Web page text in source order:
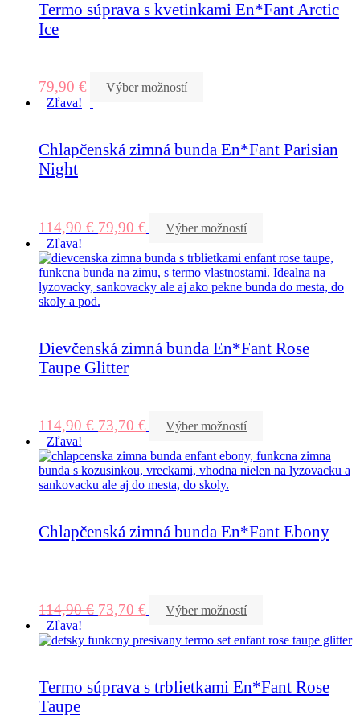
Termo súprava s kvetinkami En*Fant Arctic
Ice
79,90 €
Výber možností
Zľava!
Chlapčenská zimná bunda En*Fant Parisian
Night
114,90€ 79,90 €
Výber možností
Zľava!
Dievčenská zimná bunda En*Fant Rose
Taupe Glitter
114,90€ 73,70 €
Výber možností
Zľava!
Chlapčenská zimná bunda En*Fant Ebony
114,90€ 73,70 €
Výber možností
Zľava!
Termo súprava s trblietkami En*Fant Rose
Taupe